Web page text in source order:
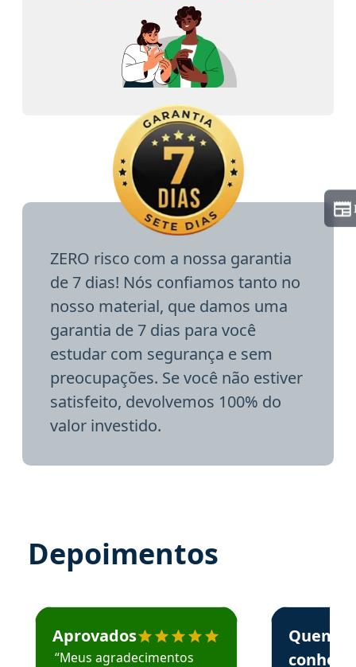
ZERO risco com a nossa garantia
de 7 dias! Nós confiamos tanto no
nosso material, que damos uma
garantia de 7 dias para você
estudar com segurança e sem
preocupações. Se você não estiver
satisfeito, devolvemos 100% do
valor investido.
Depoimentos
Estudante José recomenda o Aprova Concursos em
Aprovados
“Meus agradecimentos
Estudante
Quem